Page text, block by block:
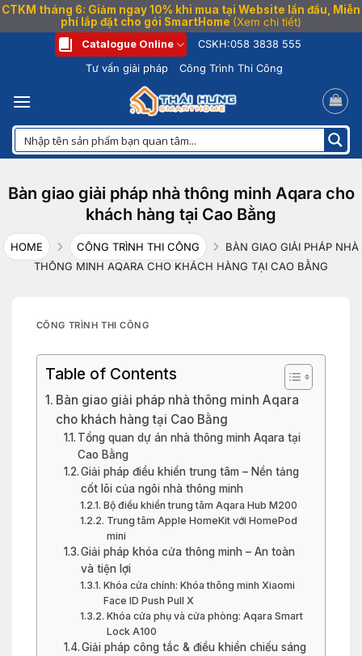
CTKM tháng 6: Giảm ngay 10% khi mua tại Website lần đầu, Miễn
phí lắp đặt cho gói SmartHome (Xem chi tiết)
dung
Catalogue Online CSKH:058 3838 555
Tư vấn giải pháp
Công Trình Thi Công
Bàn giao giải pháp nhà thông minh Aqara cho
khách hàng tại Cao Bằng
HOME CÔNG TRÌNH THI CÔNG
BÀN GIAO GIẢI PHÁP NHÀ
THÔNG MINH AQARA CHO KHÁCH HÀNG TẠI CAO BẰNG
CÔNG TRÌNH THI CÔNG
Table of Contents
Bàn giao giải pháp nhà thông minh Aqara
cho khách hàng tại Cao Bằng
Tổng quan dự án nhà thông minh Aqara tại
Cao Bằng
Giải pháp điều khiển trung tâm – Nền tảng
cốt lõi của ngôi nhà thông minh
Bộ điều khiển trung tâm Aqara Hub M200
Trung tâm Apple HomeKit với HomePod
mini
Giải pháp khóa cửa thông minh – An toàn
và tiện lợi
Khóa cửa chính: Khóa thông minh Xiaomi
Face ID Push Pull X
Khóa cửa phụ và cửa phòng: Aqara Smart
Lock A100
Giải pháp công tắc & điều khiển chiếu sáng